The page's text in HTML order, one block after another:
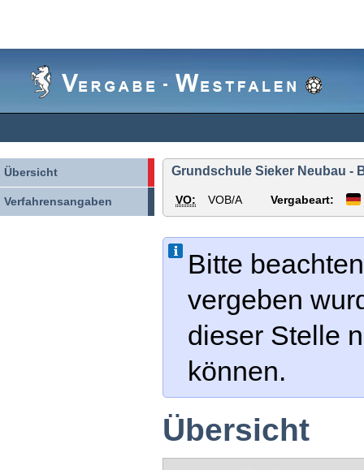
Übersicht
Verfahrensangaben
Grundschule Sieker Neubau -
VO: VOB/A Vergabeart:
Bitte
vergeben
dieser Stelle
können.
Übersicht